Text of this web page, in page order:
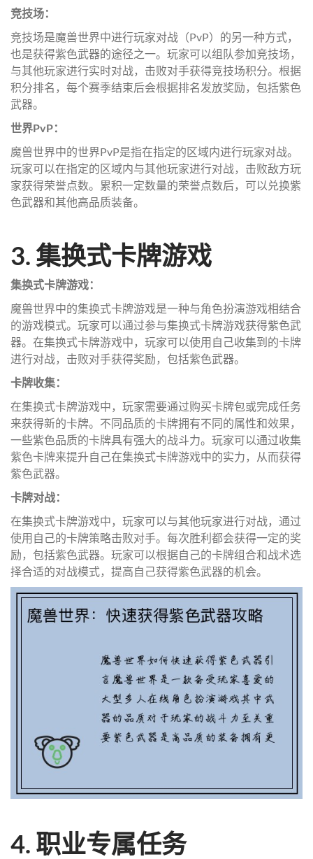
竞技场：
竞技场是魔兽世界中进行玩家对战（PvP）的另一种方式，
也是获得紫色武器的途径之一。玩家可以组队参加竞技场，
与其他玩家进行实时对战，击败对手获得竞技场积分。根据
积分排名，每个赛季结束后会根据排名发放奖励，包括紫色
武器。
世界PvP：
魔兽世界中的世界PvP是指在指定的区域内进行玩家对战。
玩家可以在指定的区域内与其他玩家进行对战，击败敌方玩
家获得荣誉点数。累积一定数量的荣誉点数后，可以兑换紫
色武器和其他高品质装备。
3. 集换式卡牌游戏
集换式卡牌游戏：
魔兽世界中的集换式卡牌游戏是一种与角色扮演游戏相结合
的游戏模式。玩家可以通过参与集换式卡牌游戏获得紫色武
器。在集换式卡牌游戏中，玩家可以使用自己收集到的卡牌
进行对战，击败对手获得奖励，包括紫色武器。
卡牌收集：
在集换式卡牌游戏中，玩家需要通过购买卡牌包或完成任务
来获得新的卡牌。不同品质的卡牌拥有不同的属性和效果，
一些紫色品质的卡牌具有强大的战斗力。玩家可以通过收集
紫色卡牌来提升自己在集换式卡牌游戏中的实力，从而获得
紫色武器。
卡牌对战：
在集换式卡牌游戏中，玩家可以与其他玩家进行对战，通过
使用自己的卡牌策略击败对手。每次胜利都会获得一定的奖
励，包括紫色武器。玩家可以根据自己的卡牌组合和战术选
择合适的对战模式，提高自己获得紫色武器的机会。
4. 职业专属任务